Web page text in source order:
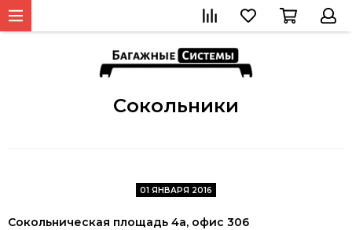
Сокольники
01 ЯНВАРЯ 2016
Сокольническая площадь 4а, офис 306